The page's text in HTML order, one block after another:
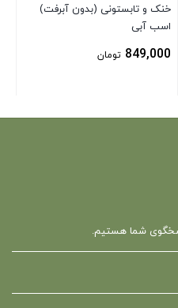
خنک و تابستونی (بدون آبرفت)
اسب آبی
849,000 تومان